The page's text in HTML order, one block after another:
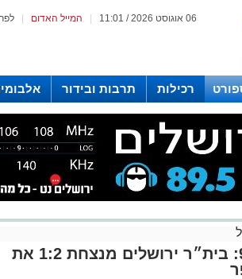
המייל האדום 06 אוגוסט 2026 / 11:01
רכילות תרבות ובידור
לוח שדורים רדיו ירושלים
דרמה עד הדקה ה-96: בית״ר ירושלים מנצחת 1:2 את